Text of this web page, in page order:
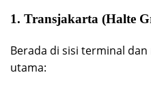
1. Transjakarta (Halte
Berada di sisi terminal
utama: